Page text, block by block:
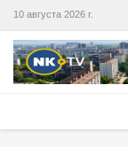
10 августа 2026 г.